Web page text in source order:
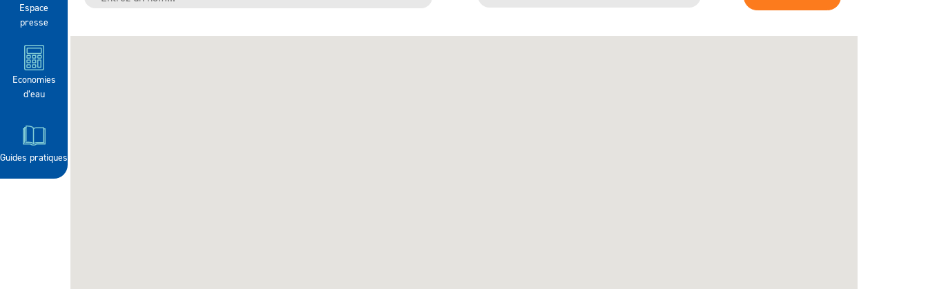
Espace
presse
Economies
d’eau
Guides pratiques